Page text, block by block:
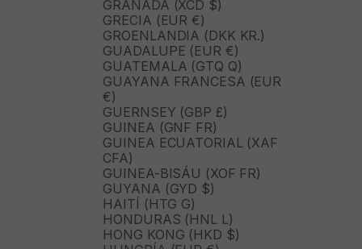
GRANADA (XCD $)
GRECIA (EUR €)
GROENLANDIA (DKK KR.)
GUADALUPE (EUR €)
GUATEMALA (GTQ Q)
GUAYANA FRANCESA (EUR
€)
GUERNSEY (GBP £)
GUINEA (GNF FR)
GUINEA ECUATORIAL (XAF
CFA)
GUINEA-BISÁU (XOF FR)
GUYANA (GYD $)
HAITÍ (HTG G)
HONDURAS (HNL L)
HONG KONG (HKD $)